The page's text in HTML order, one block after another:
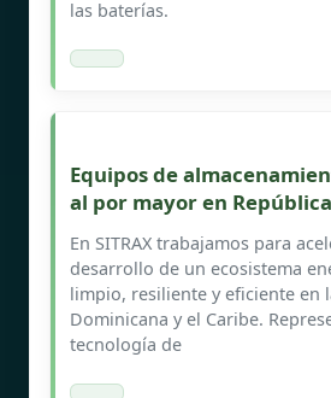
las baterías.
Equipos de
al por mayor en
En SITRAX trabajamos para
desarrollo de un ecosistema
limpio, resiliente y eficiente en
Dominicana y el Caribe.
tecnología de